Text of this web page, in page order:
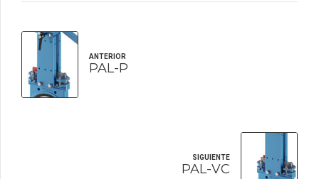
ANTERIOR
PAL-P
SIGUIENTE
PAL-VC